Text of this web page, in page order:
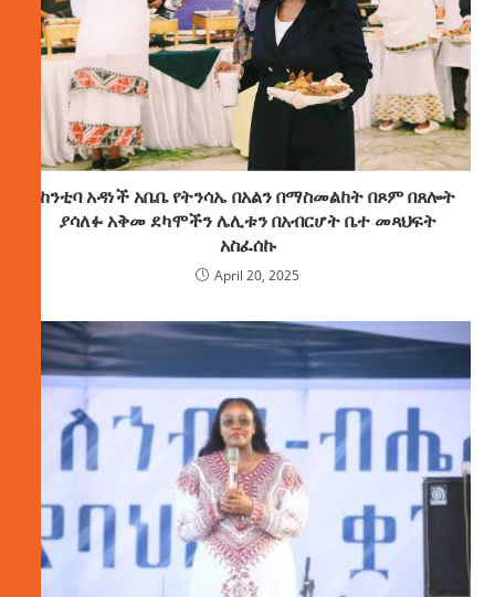
ከንቲባ አዳነች አቤቤ የትንሳኤ በአልን በማስመልከት በጾም በጸሎት
ያሳለፉ አቅመ ደካሞችን ሌሊቱን በአብርሆት ቤተ መጻህፍት
አስፈሰኩ
April 20, 2025